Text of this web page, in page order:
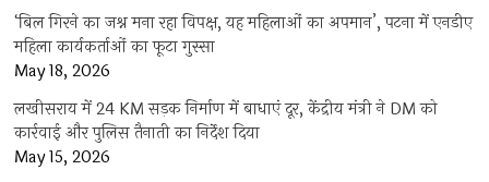
‘बिल गिरने का जश्न मना रहा विपक्ष, यह महिलाओं का अपमान’, पटना में एनडीए
महिला कार्यकर्ताओं का फूटा गुस्सा
May 18, 2026
लखीसराय में 24 KM सड़क निर्माण में बाधाएं दूर, केंद्रीय मंत्री ने DM को
कार्रवाई और पुलिस तैनाती का निर्देश दिया
May 15, 2026